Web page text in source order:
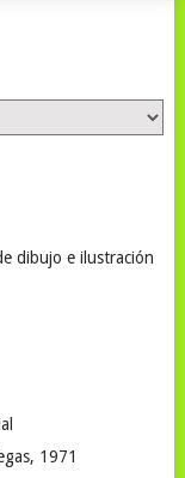
dibujo e ilustración
1971